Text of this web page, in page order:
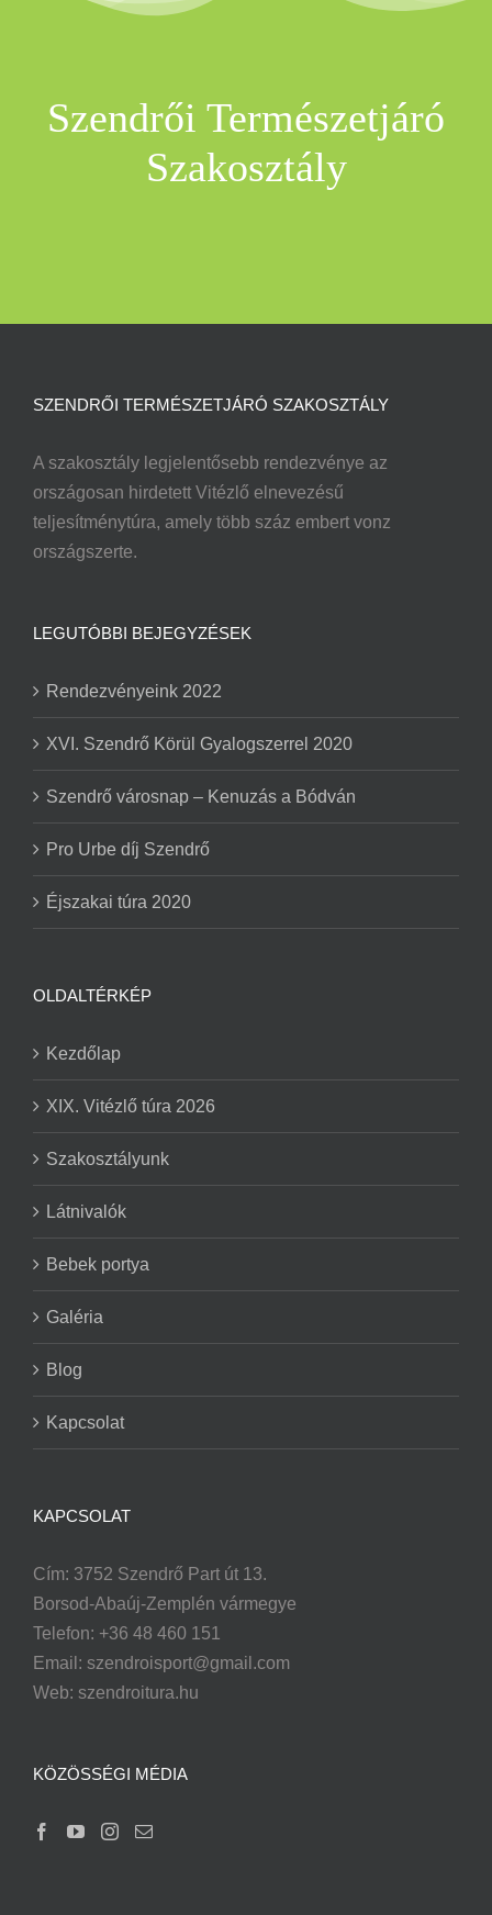
Szendrői Természetjáró
Szakosztály
SZENDRŐI TERMÉSZETJÁRÓ SZAKOSZTÁLY
A szakosztály legjelentősebb rendezvénye az
országosan hirdetett Vitézlő elnevezésű
teljesítménytúra, amely több száz embert vonz
országszerte.
LEGUTÓBBI BEJEGYZÉSEK
Rendezvényeink 2022
XVI. Szendrő Körül Gyalogszerrel 2020
Szendrő városnap – Kenuzás a Bódván
Pro Urbe díj Szendrő
Éjszakai túra 2020
OLDALTÉRKÉP
Kezdőlap
XIX. Vitézlő túra 2026
Szakosztályunk
Látnivalók
Bebek portya
Galéria
Blog
Kapcsolat
KAPCSOLAT
Cím: 3752 Szendrő Part út 13.
Borsod-Abaúj-Zemplén vármegye
Telefon: +36 48 460 151
Email: szendroisport@gmail.com
Web: szendroitura.hu
KÖZÖSSÉGI MÉDIA